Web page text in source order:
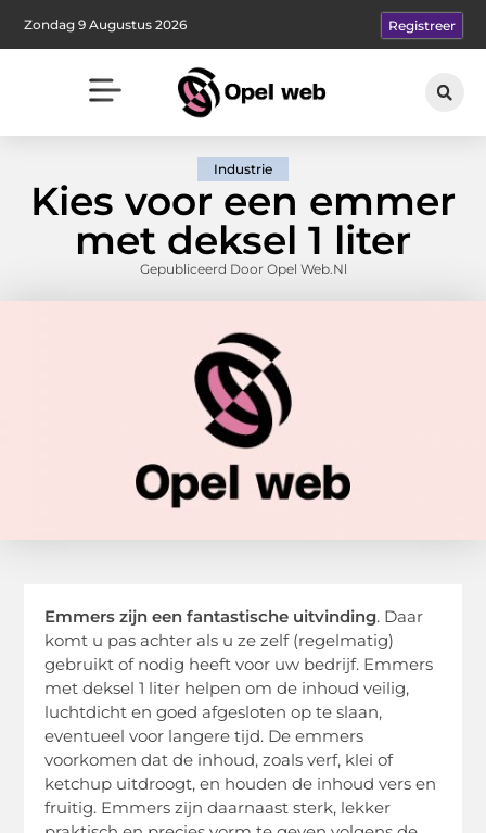
Zondag 9 Augustus 2026 Registreer
Industrie
Kies voor een emmer
met deksel 1 liter
Gepubliceerd Door Opel Web.nl
Emmers zijn een fantastische uitvinding. Daar
komt u pas achter als u ze zelf (regelmatig)
gebruikt of nodig heeft voor uw bedrijf. Emmers
met deksel 1 liter helpen om de inhoud veilig,
luchtdicht en goed afgesloten op te slaan,
eventueel voor langere tijd. De emmers
voorkomen dat de inhoud, zoals verf, klei of
ketchup uitdroogt, en houden de inhoud vers en
fruitig. Emmers zijn daarnaast sterk, lekker